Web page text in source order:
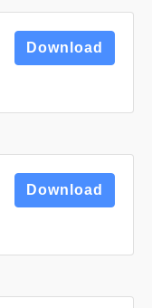
Download
Download